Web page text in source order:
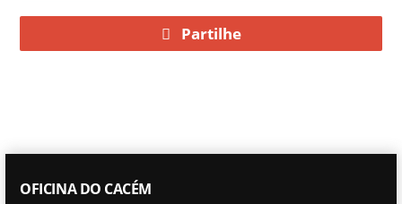
Partilhe
OFICINA DO CACÉM